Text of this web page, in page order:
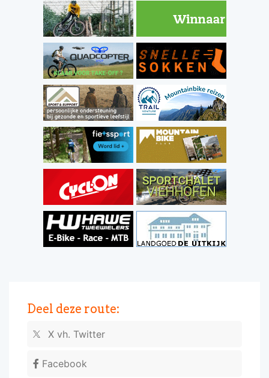
Deel deze route:
X vh. Twitter
Facebook